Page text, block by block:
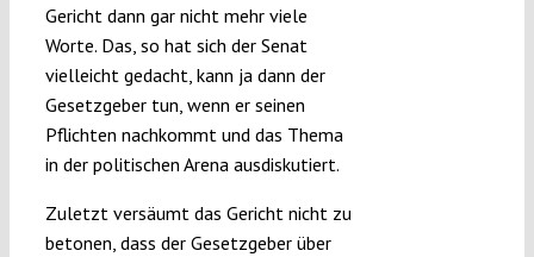
Gericht dann gar nicht mehr viele
Worte. Das, so hat sich der Senat
vielleicht gedacht, kann ja dann der
Gesetzgeber tun, wenn er seinen
Pflichten nachkommt und das Thema
in der politischen Arena ausdiskutiert.
Zuletzt versäumt das Gericht nicht zu
betonen, dass der Gesetzgeber über